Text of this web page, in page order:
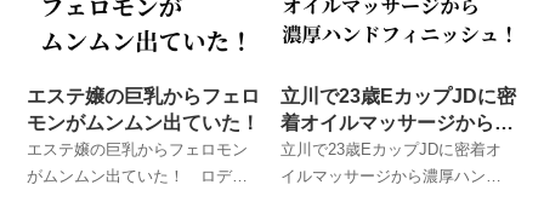
エステ嬢の巨乳からフェロ
モンがムンムン出ていた！
エステ嬢の巨乳からフェロモン
がムンムン出ていた！ ロデオ
立川で23歳EカップJDに密
着オイルマッサージから濃
厚ハンドフィニッシュ！
立川で23歳EカップJDに密着オ
イルマッサージから濃厚ハンド